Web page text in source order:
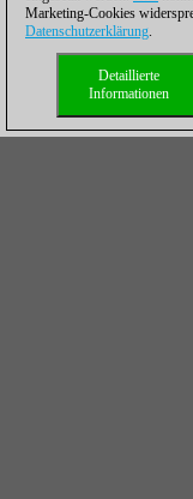
Marketing-Cookies
Datenschutzerklärung.
Detaillierte
Informationen